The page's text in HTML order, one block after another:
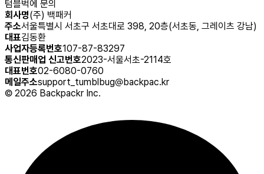
텀블벅에 문의
회사명(주) 백패커
주소서울특별시 서초구 서초대로 398, 20층(서초동, 그레이츠 강남)
대표김동환
사업자등록번호107-87-83297
통신판매업 신고번호2023-서울서초-2114호
대표번호02-6080-0760
메일주소support_tumblbug@backpac.kr
© 2026 Backpackr Inc.